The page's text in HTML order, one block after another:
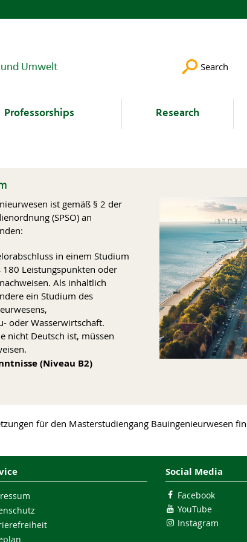
Umwelt Search
Professorships Research
ist gemäß § 2 der
(SPSO) an
in einem Studium
Leistungspunkten oder
Als inhaltlich
ein Studium des
oder Wasserwirtschaft.
nicht Deutsch ist, müssen
(Niveau B2)
für den Masterstudiengang Bauingenieurwesen
Social Media
Facebook
YouTube
Instagram